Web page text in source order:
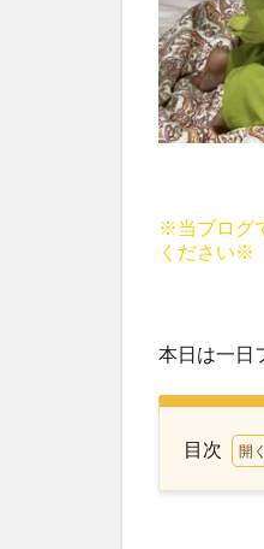
※当ブログ
ください※
本日は一日
目次